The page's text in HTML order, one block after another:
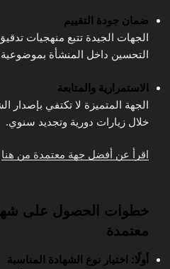
ضمان جودة التقييم
الجهات الجيدة تتبع منهجيات
التحسين داخل المنشأة
الاستمرارية والمتابعة
الجهة المتميزة لا تكتفي بإصدار
خلال زيارات دورية وتجديد سنوي.
اقرأ عن أفضل جهة معتمدة من هنا
خطوات الحصول على
معتمدة
أولًا: اختيار نوع الشهادة المناسبة